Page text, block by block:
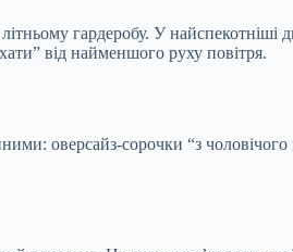
гардеробу. У найспекотніші
від найменшого руху повітря.
оверсайз-сорочки “з чоловічого